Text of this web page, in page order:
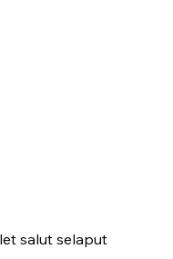
salut selaput